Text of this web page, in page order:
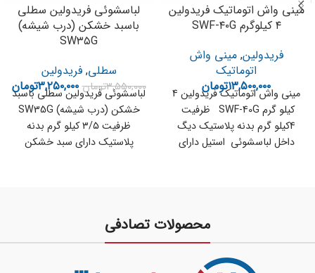
مینی واش اتوماتیک فریدولین
۴ کیلوگرم SWF-۴۰G
فریدولین,مینی واش
اتوماتیک
۱۳,۵۰۰,۰۰۰تومان
مینی واش اتوماتیک فریدولین ۴
کیلو گرم SWF-40G ظرفیت
4کیلو گرم بدنه پلاستیک دیگ
داخل لباسشوئی استیل دارای
لباسشوئی فریدولین سطلی
باسبد خشکن (درب شیشه)
SW۳۵G
سطلی,فریدولین
۳,۵۵۰,۰۰۰تومان ۳,۲۵۰,۰۰۰تومان
لباسشوئی فریدولین سطلی باسبد
خشکن (درب شیشه) SW35G
ظرفیت ۳/۵ کیلو گرم بدنه
پلاستیک دارای سبد خشکن
محصولات تصادفی